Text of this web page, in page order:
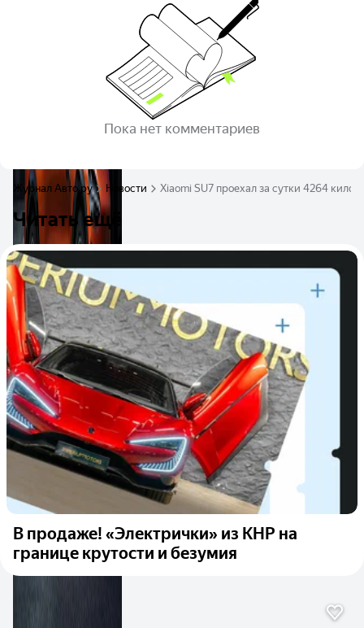
Пока нет комментариев
Журнал Авто.ру Новости Xiaomi SU7 проехал за сутки 4264
Читать ещё
В продаже! «Электрички» из КНР на
границе крутости и безумия